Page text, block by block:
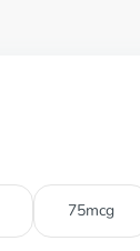
75mcg